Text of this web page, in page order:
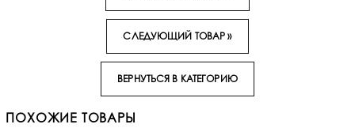
СЛЕДУЮЩИЙ ТОВАР »
ВЕРНУТЬСЯ В КАТЕГОРИЮ
ПОХОЖИЕ ТОВАРЫ